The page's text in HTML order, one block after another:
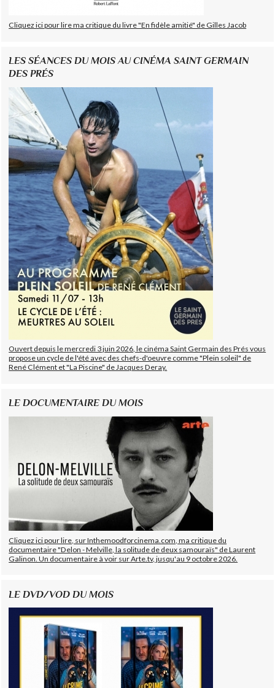
Cliquez ici pour lire ma critique du livre "En fidèle amitié" de Gilles Jacob
LES SÉANCES DU MOIS AU CINÉMA SAINT GERMAIN
DES PRÉS
Ouvert depuis le mercredi 3 juin 2026, le cinéma Saint Germain des Prés vous
propose un cycle de l'été avec des chefs-d'oeuvre comme "Plein soleil" de
René Clément et "La Piscine" de Jacques Deray.
LE DOCUMENTAIRE DU MOIS
Cliquez ici pour lire, sur Inthemoodforcinema.com, ma critique du
documentaire "Delon - Melville, la solitude de deux samouraïs" de Laurent
Galinon. Un documentaire à voir sur Arte.tv, jusqu'au 9 octobre 2026.
LE DVD/VOD DU MOIS